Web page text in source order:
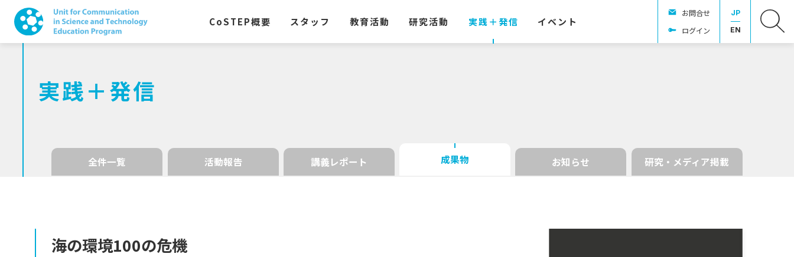
CoSTEP概要 スタッフ 教育活動 研究活動 実践＋発信 イベント
お問合せ
ログイン
JP
EN
実践＋発信
全件一覧 活動報告 講義レポート 成果物 お知らせ 研究・メディア掲載
海の環境100の危機